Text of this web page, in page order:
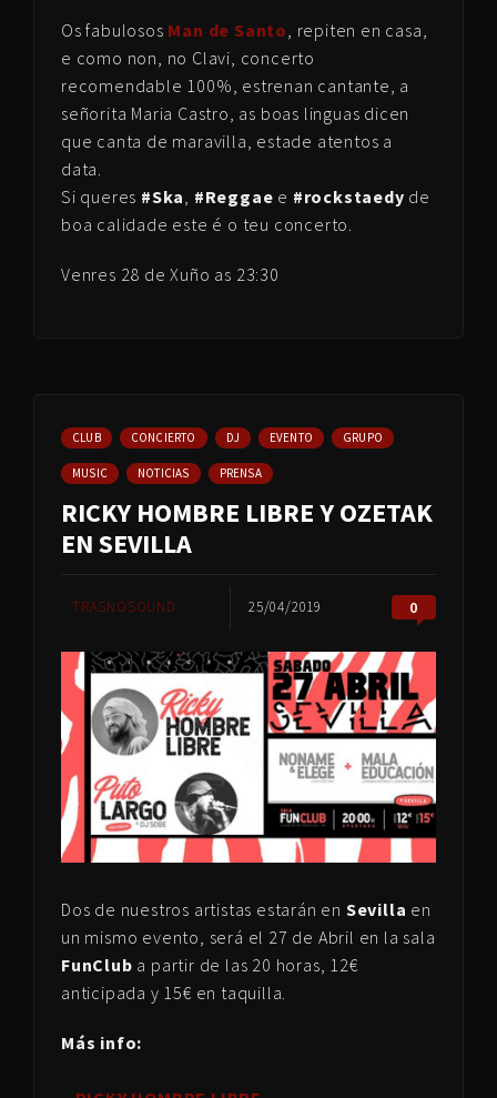
Os fabulosos Man de Santo , repiten en casa,
e como non, no Clavi, concerto
recomendable 100%, estrenan cantante, a
señorita Maria Castro, as boas linguas dicen
que canta de maravilla, estade atentos a
data.
Si queres #Ska #Reggae e #rockstaedy de
boa calidade este é o teu concerto.
Venres 28 de Xuño as 23:30
CLUB CONCIERTO DJ EVENTO GRUPO
MUSIC NOTICIAS PRENSA
RICKY HOMBRE LIBRE Y OZETAK
EN SEVILLA
TRASNOSOUND 25/04/2019 0
Dos de nuestros artistas estarán en Sevilla en
un mismo evento, será el 27 de Abril en la sala
FunClub a partir de las 20 horas, 12€
anticipada y 15€ en taquilla.
Más info: